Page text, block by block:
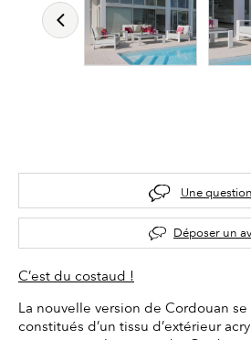
Une
Déposer un
C’est du costaud !
La nouvelle version de Cordouan
constitués d’un tissu d’extérieur